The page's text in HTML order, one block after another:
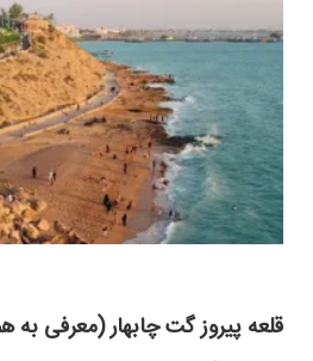
قلعه پیروز گت چابهار (معرفی